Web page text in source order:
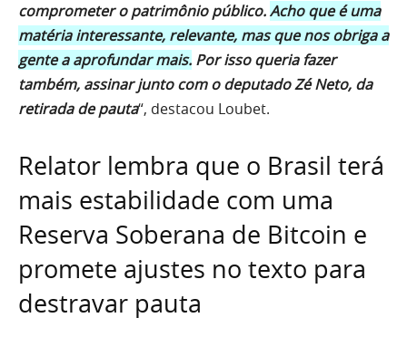
comprometer o patrimônio público.Acho que é uma
matéria interessante, relevante, mas que nos obriga a
gente a aprofundar mais. Por isso queria fazer
também, assinar junto com o deputado Zé Neto, da
retirada de pauta“, destacou Loubet.
Relator lembra que o Brasil terá
mais estabilidade com uma
Reserva Soberana de Bitcoin e
promete ajustes no texto para
destravar pauta